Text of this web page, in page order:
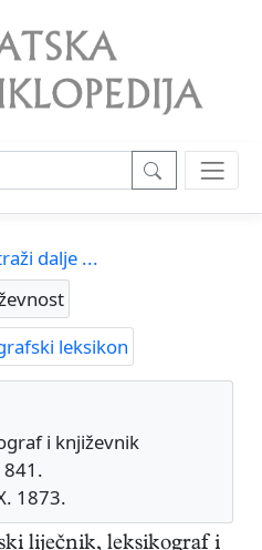
dalje ...
leksikon
i književnik
1873.
liječnik, leksikograf i